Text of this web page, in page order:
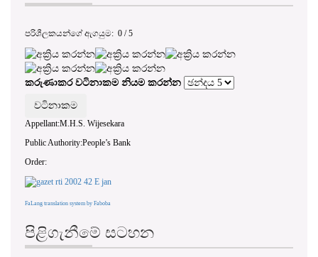
පරිශීලකයන්ගේ ඇගයුම: 0 /5
කරුණාකර වටිනාකම නියම කරන්න
Appellant:M.H.S. Wijesekara
Public Authority:People’s Bank
Order:
FaLang translation system by Faboba
පිළිගැනීමේ සටහන